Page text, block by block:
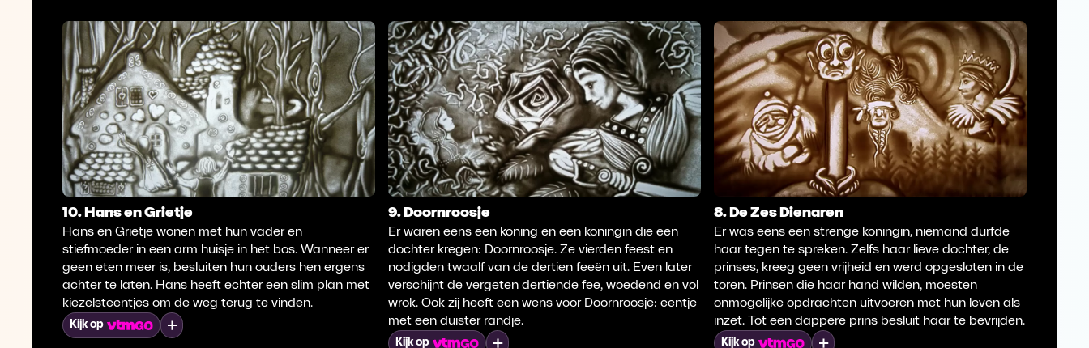
10. Hans en Grietje
Hans en Grietje wonen met hun vader en
stiefmoeder in een arm huisje in het bos. Wanneer er
geen eten meer is, besluiten hun ouders hen ergens
achter te laten. Hans heeft echter een slim plan met
kiezelsteentjes om de weg terug te vinden.
Kijk op
9. Doornroosje
Er waren eens een koning en een koningin die een
dochter kregen: Doornroosje. Ze vierden feest en
nodigden twaalf van de dertien feeën uit. Even later
verschijnt de vergeten dertiende fee, woedend en vol
wrok. Ook zij heeft een wens voor Doornroosje: eentje
met een duister randje.
Kijk op
8. De Zes Dienaren
Er was eens een strenge koningin, niemand durfde
haar tegen te spreken. Zelfs haar lieve dochter, de
prinses, kreeg geen vrijheid en werd opgesloten in de
toren. Prinsen die haar hand wilden, moesten
onmogelijke opdrachten uitvoeren met hun leven als
inzet. Tot een dappere prins besluit haar te bevrijden.
Kijk op